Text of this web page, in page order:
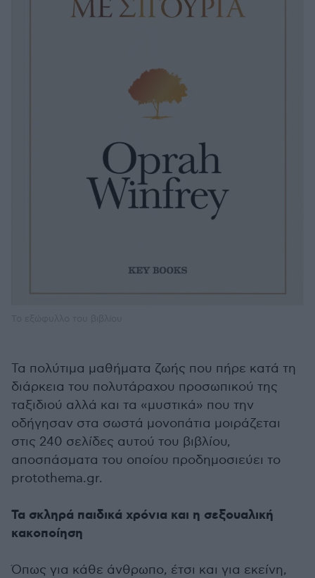
Τα πολύτιμα μαθήματα ζωής που πήρε κατά τη
διάρκεια του πολυτάραχου προσωπικού της
ταξιδιού αλλά και τα «μυστικά» που την
οδήγησαν στα σωστά μονοπάτια μοιράζεται
στις 240 σελίδες αυτού του βιβλίου,
αποσπάσματα του οποίου προδημοσιεύει το
protothema.gr.
Τα σκληρά παιδικά χρόνια και η σεξουαλική
κακοποίηση
Όπως για κάθε άνθρωπο, έτσι και για εκείνη,